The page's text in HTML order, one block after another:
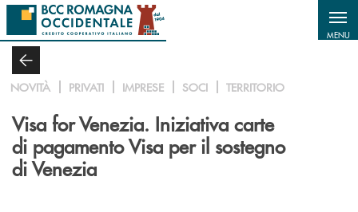
Salta al contenuto principale
MENU
NOVITÀ PRIVATI IMPRESE SOCI TERRITORIO
Visa for Venezia. Iniziativa carte
di pagamento Visa per il sostegno
di Venezia